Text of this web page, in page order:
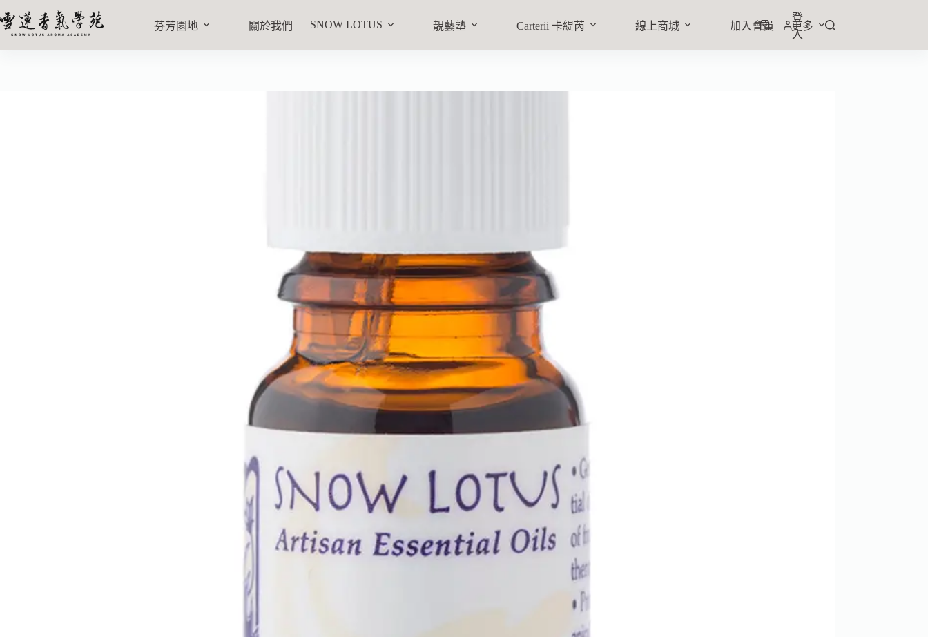
有機澳洲尤加利精油 10ml
NT$ 460
加入購物車
芬芳園地 關於我們 SNOW LOTUS 靚藝塾 Carterii 卡緹芮 線上商城 加入會員 更多
登
入